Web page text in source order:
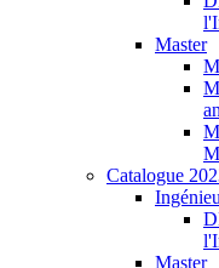
Master
Catalogue
Master